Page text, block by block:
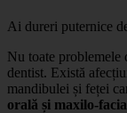
Ai dureri puternice
Nu toate problemele
dentist. Există
mandibulei și feței
orală și maxilo-